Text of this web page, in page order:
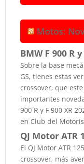
Motos:
BMW F 900 R
Sobre la base
GS, tienes estas
crossover, que
importantes
900 R y F 900 XR
en Club del
QJ Motor
El QJ Motor ATR
crossover, más